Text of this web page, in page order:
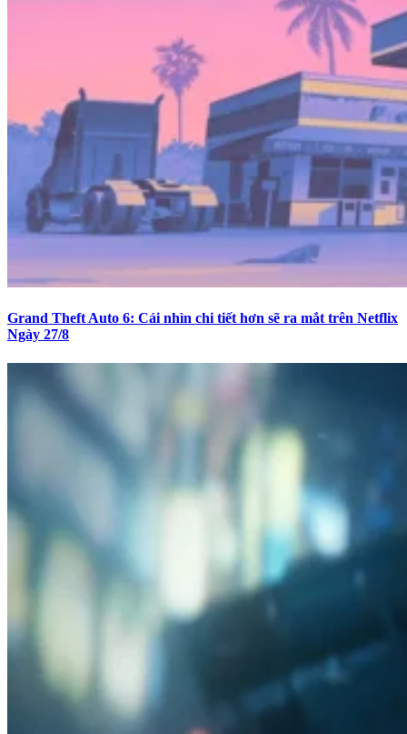
Grand Theft Auto 6: Cái nhìn chi tiết hơn sẽ ra mắt trên Netflix
Ngày 27/8